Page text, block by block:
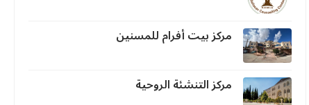
مركز بيت أفرام للمسنين
مركز التنشئة الروحية